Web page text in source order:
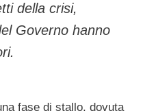
della crisi,
Governo hanno
fase di stallo, dovuta